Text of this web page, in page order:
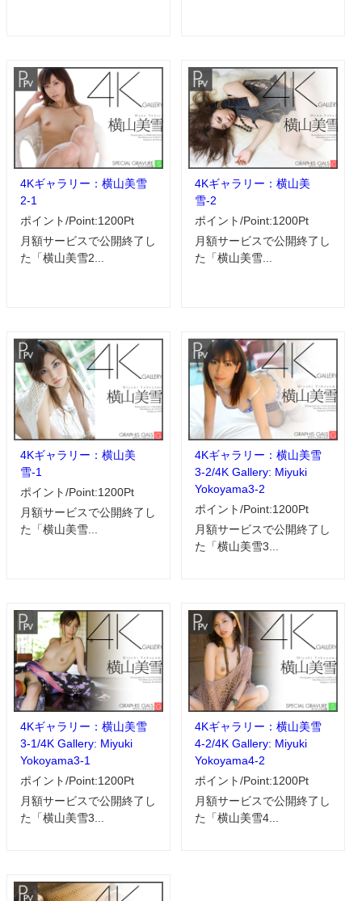
4Kギャラリー：横山美雪
2-1
ポイント/Point:1200Pt
月額サービスで公開終了し
た「横山美雪2...
4Kギャラリー：横山美
雪-2
ポイント/Point:1200Pt
月額サービスで公開終了し
た「横山美雪...
4Kギャラリー：横山美
雪-1
ポイント/Point:1200Pt
月額サービスで公開終了し
た「横山美雪...
4Kギャラリー：横山美雪
3-2/4K Gallery: Miyuki
Yokoyama3-2
ポイント/Point:1200Pt
月額サービスで公開終了し
た「横山美雪3...
4Kギャラリー：横山美雪
3-1/4K Gallery: Miyuki
Yokoyama3-1
ポイント/Point:1200Pt
月額サービスで公開終了し
た「横山美雪3...
4Kギャラリー：横山美雪
4-2/4K Gallery: Miyuki
Yokoyama4-2
ポイント/Point:1200Pt
月額サービスで公開終了し
た「横山美雪4...